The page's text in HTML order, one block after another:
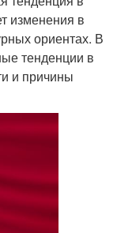
изменения в
ориентах. В
тенденции в
и причины